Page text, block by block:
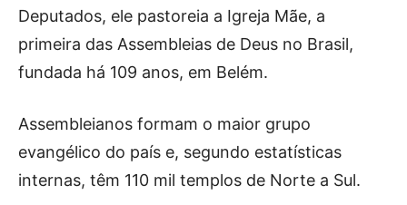
Deputados, ele pastoreia a Igreja Mãe, a
primeira das Assembleias de Deus no Brasil,
fundada há 109 anos, em Belém.
Assembleianos formam o maior grupo
evangélico do país e, segundo estatísticas
internas, têm 110 mil templos de Norte a Sul.